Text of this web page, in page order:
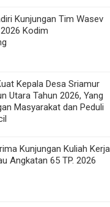
Kunjungan Tim Wasev
Kodim
Kepala Desa Sriamur
Utara Tahun 2026, Yang
Masyarakat dan Peduli
Kunjungan Kuliah Kerja
Angkatan 65 TP. 2026